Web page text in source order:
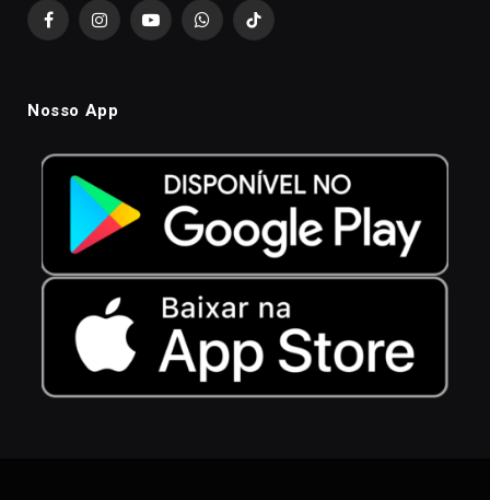
FacebookInstagramYouTubeWhatsAppTikTok
Nosso App